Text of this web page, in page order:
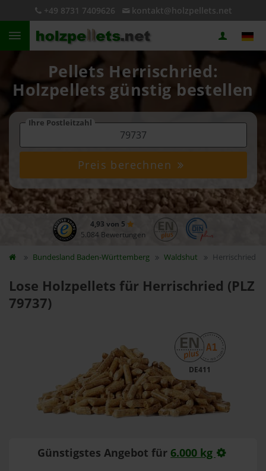
+49 8731 7409626 kontakt@holzpellets.net
Pellets Herrischried:
Holzpellets günstig bestellen
Ihre Postleitzahl
Preis berechnen
4,93 von 5
5.084 Bewertungen
Bundesland Baden-Württemberg Waldshut Herrischried
Lose Holzpellets für Herrischried (PLZ
79737)
DE411
Günstigstes Angebot für 6.000 kg